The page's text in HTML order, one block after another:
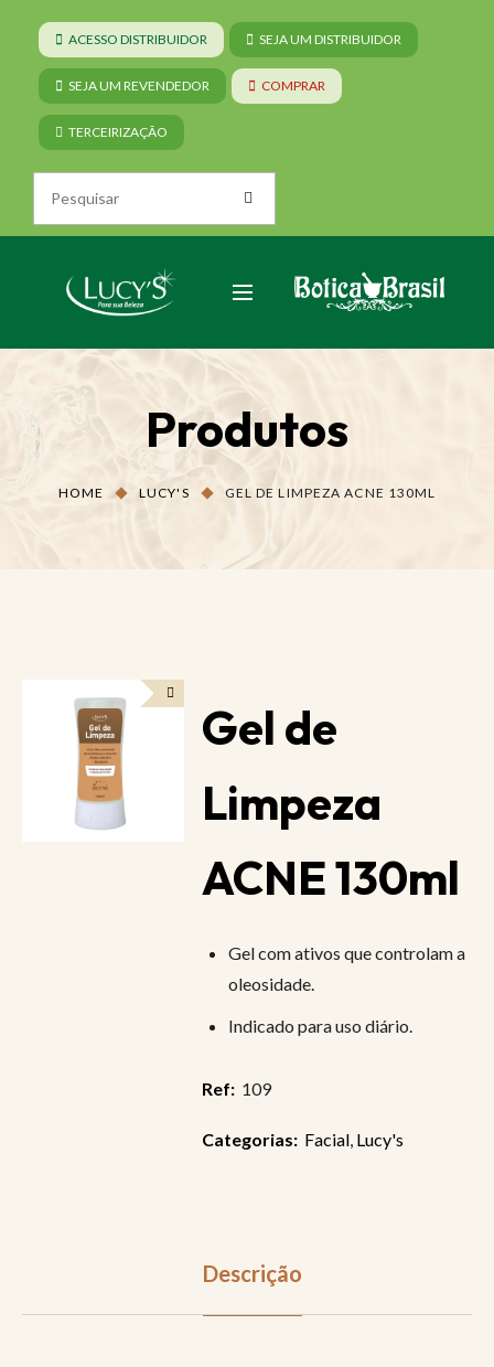
ACESSO DISTRIBUIDOR SEJA UM DISTRIBUIDOR
SEJA UM REVENDEDOR COMPRAR
TERCEIRIZAÇÃO
Produtos
HOME LUCY'S GEL DE LIMPEZA ACNE 130ML
Gel de
Limpeza
ACNE 130ml
Gel com ativos que controlam a
oleosidade.
Indicado para uso diário.
Ref: 109
Categorias: Facial, Lucy's
Descrição